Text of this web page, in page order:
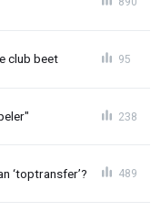
club beet 95
238
‘toptransfer’? 489